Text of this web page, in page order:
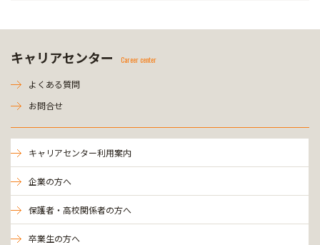
キャリアセンター Career center
よくある質問
お問合せ
キャリアセンター利用案内
企業の方へ
保護者・高校関係者の方へ
卒業生の方へ